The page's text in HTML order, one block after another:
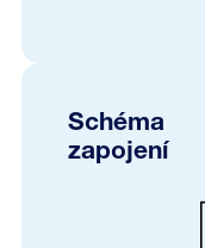
Schéma
zapojení